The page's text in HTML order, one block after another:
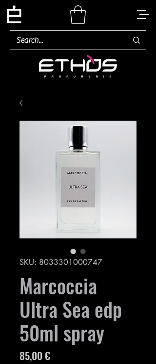
SKU: 8033301000747
Marcoccia
Ultra Sea edp
50ml spray
85,00 €Prezzo